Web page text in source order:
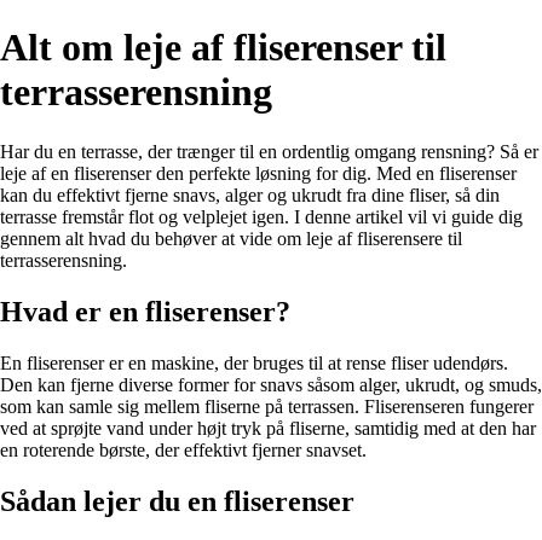
Alt om leje af fliserenser til
terrasserensning
Har du en terrasse, der trænger til en ordentlig omgang rensning? Så er
leje af en fliserenser den perfekte løsning for dig. Med en fliserenser
kan du effektivt fjerne snavs, alger og ukrudt fra dine fliser, så din
terrasse fremstår flot og velplejet igen. I denne artikel vil vi guide dig
gennem alt hvad du behøver at vide om leje af fliserensere til
terrasserensning.
Hvad er en fliserenser?
En fliserenser er en maskine, der bruges til at rense fliser udendørs.
Den kan fjerne diverse former for snavs såsom alger, ukrudt, og smuds,
som kan samle sig mellem fliserne på terrassen. Fliserenseren fungerer
ved at sprøjte vand under højt tryk på fliserne, samtidig med at den har
en roterende børste, der effektivt fjerner snavset.
Sådan lejer du en fliserenser